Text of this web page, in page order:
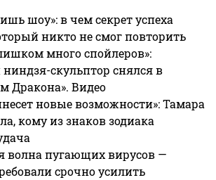
шоу»: в чем секрет успеха
никто не смог повторить
много спойлеров»:
скульптор снялся в
Дракона». Видео
новые возможности»: Тамара
кому из знаков зодиака
волна пугающих вирусов —
срочно усилить